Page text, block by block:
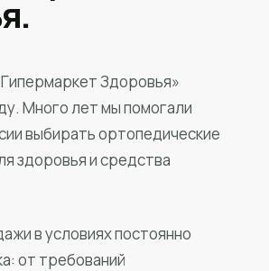
Здоровья»
Много лет мы помогали
выбирать ортопедические
здоровья и средства
в условиях постоянно
от требований